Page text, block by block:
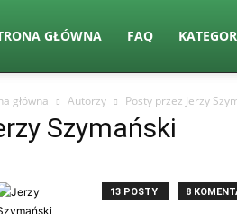
GŁÓWNA FAQ
główna Autorzy Posty przez Jerzy
Szymański
13 POSTY 8